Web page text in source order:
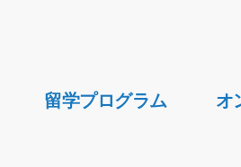
留学プログラム オ